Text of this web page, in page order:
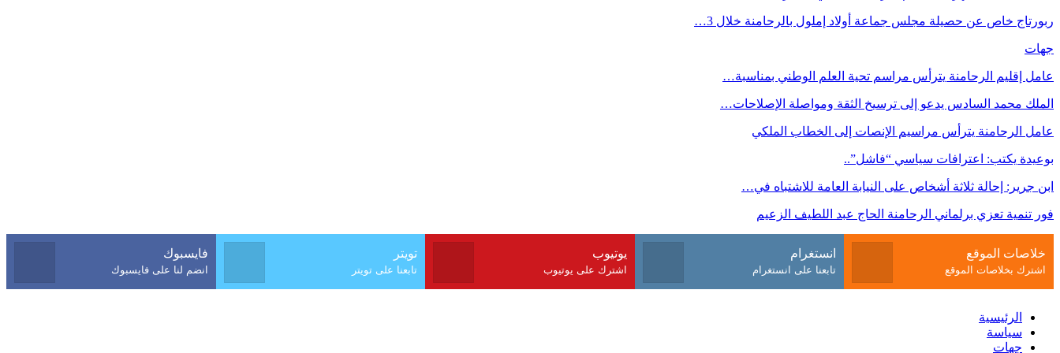
ربورتاج خاص عن حصيلة مجلس جماعة أولاد إملول بالرحامنة خلال 3…
جهات
عامل إقليم الرحامنة يترأس مراسم تحية العلم الوطني بمناسبة…
الملك محمد السادس يدعو إلى ترسيخ الثقة ومواصلة الإصلاحات…
عامل الرحامنة يترأس مراسيم الإنصات إلى الخطاب الملكي
بوعيدة يكتب: اعترافات سياسي “فاشل”..
ابن جرير: إحالة ثلاثة أشخاص على النيابة العامة للاشتباه في…
فور تنمية تعزي برلماني الرحامنة الحاج عبد اللطيف الزعيم
فايسبوك
انضم لنا على فايسبوك
تويتر
تابعنا على تويتر
يوتيوب
اشترك على يوتيوب
انستغرام
تابعنا على انستغرام
خلاصات الموقع
اشترك بخلاصات الموقع
الرئيسية
سياسة
جهات